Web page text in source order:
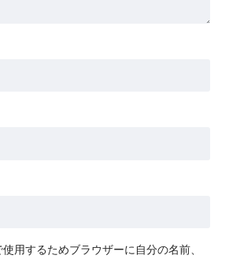
用するためブラウザーに自分の名前、